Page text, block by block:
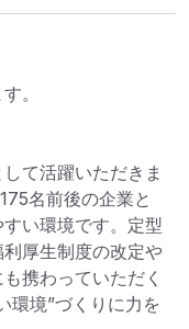
。
て活躍いただきま
名前後の企業と
い環境です。定型
厚生制度の改定や
携わっていただく
環境”づくりに力を